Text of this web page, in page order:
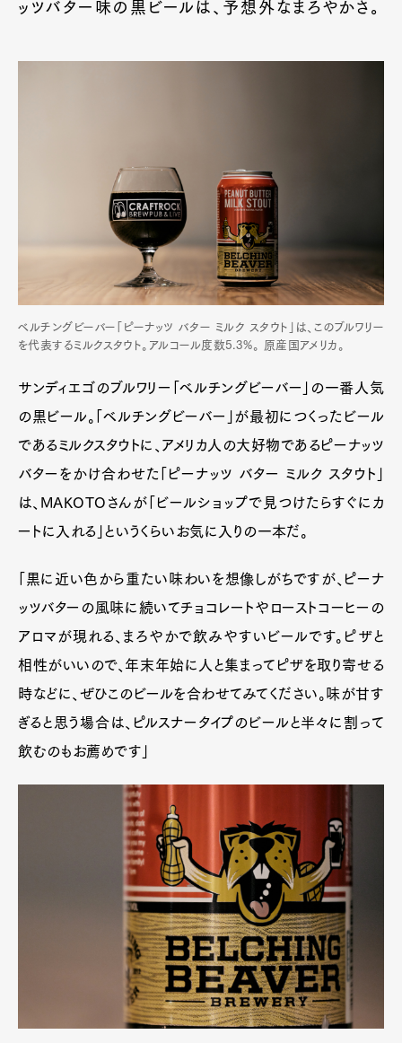
ッツバター味の黒ビールは、予想外なまろやかさ。
ベルチングビーバー「ピーナッツ バター ミルク スタウト」は、このブルワリー
を代表するミルクスタウト。アルコール度数5.3%。 原産国アメリカ。
サンディエゴのブルワリー「ベルチングビーバー」の一番人気
の黒ビール。「ベルチングビーバー」が最初につくったビール
であるミルクスタウトに、アメリカ人の大好物であるピーナッツ
バターをかけ合わせた「ピーナッツ バター ミルク スタウト」
は、MAKOTOさんが「ビールショップで見つけたらすぐにカ
ートに入れる」というくらいお気に入りの一本だ。
「黒に近い色から重たい味わいを想像しがちですが、ピーナ
ッツバターの風味に続いてチョコレートやローストコーヒーの
アロマが現れる、まろやかで飲みやすいビールです。ピザと
相性がいいので、年末年始に人と集まってピザを取り寄せる
時などに、ぜひこのビールを合わせてみてください。味が甘す
ぎると思う場合は、ピルスナータイプのビールと半々に割って
飲むのもお薦めです」